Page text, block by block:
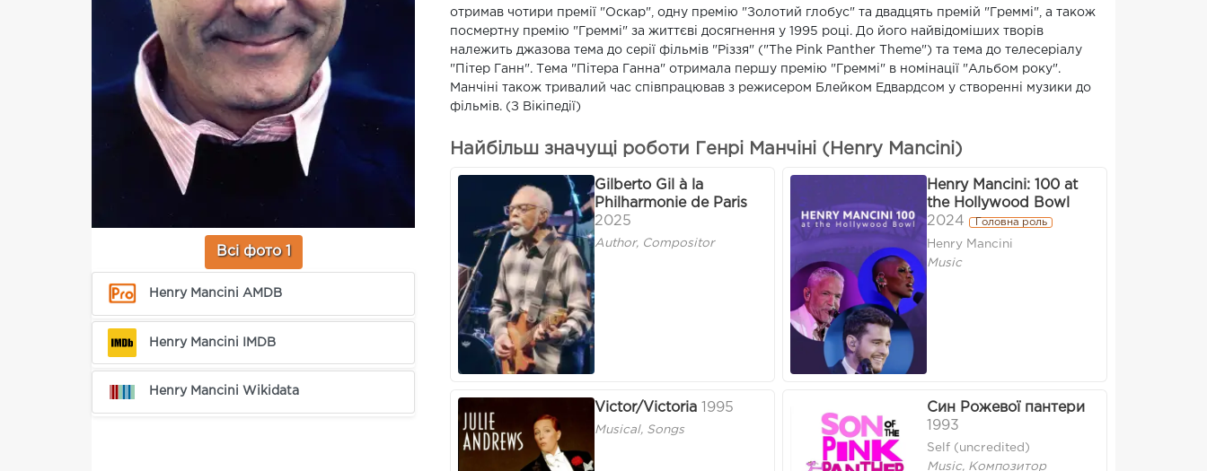
Всі фото 1
Henry Mancini AMDB
Henry Mancini IMDB
Henry Mancini Wikidata
отримав чотири премії "Оскар", одну премію "Золотий глобус" та двадцять премій "Греммі", а також
посмертну премію "Греммі" за життєві досягнення у 1995 році. До його найвідоміших творів
належить джазова тема до серії фільмів "Різзя" ("The Pink Panther Theme") та тема до телесеріалу
"Пітер Ганн". Тема "Пітера Ганна" отримала першу премію "Греммі" в номінації "Альбом року".
Манчіні також тривалий час співпрацював з режисером Блейком Едвардсом у створенні музики до
фільмів. (З Вікіпедії)
Найбільш значущі роботи Генрі Манчіні (Henry Mancini)
Gilberto Gil à la
Philharmonie de Paris
2025
Author, Compositor
Henry Mancini: 100 at
the Hollywood Bowl
2024
Головна роль
Henry Mancini
Music
Victor/Victoria 1995
Musical, Songs
Син Рожевої пантери
1993
Self (uncredited)
Music, Композитор